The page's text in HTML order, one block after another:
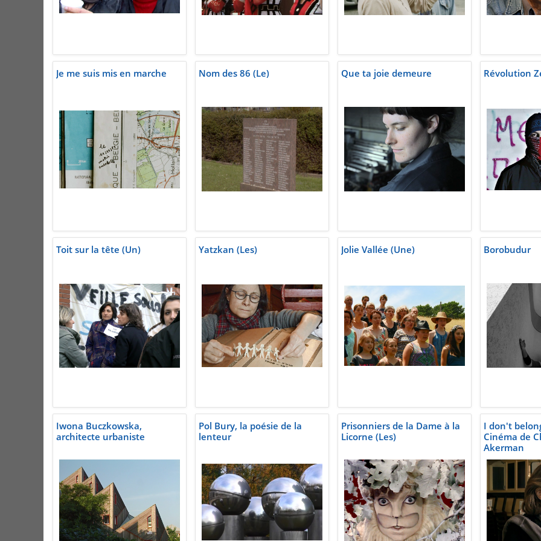
Je me suis mis en marche Nom des 86 (Le) Que ta joie demeure Révolution
Toit sur la tête (Un) Yatzkan (Les) Jolie Vallée (Une) Borobudur
Iwona Buczkowska,
architecte urbaniste
Pol Bury, la poésie de la
lenteur
Prisonniers de la Dame à la
Licorne (Les)
I don't
Cinéma de
Akerman